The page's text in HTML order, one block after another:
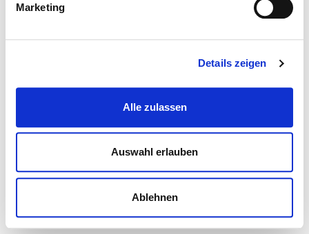
Marketing
Details zeigen
Alle zulassen
Auswahl erlauben
Ablehnen